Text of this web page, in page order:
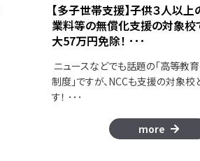
【多子世帯支援】子供３人以
業料等の無償化支援の対象校
大57万円免除！ ･･･
ニュースなどでも話題の「高等教
制度」ですが、NCCも支援の対象校
す！ ･･･
more